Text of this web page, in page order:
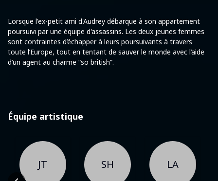
Lorsque l'ex-petit ami d'Audrey débarque à son appartement
poursuivi par une équipe d'assassins. Les deux jeunes femmes
sont contraintes d’échapper à leurs poursuivants à travers
toute l’Europe, tout en tentant de sauver le monde avec l’aide
d’un agent au charme “so british”.
Équipe artistique
JT SH LA